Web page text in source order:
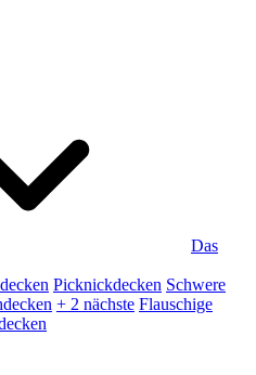
Das
Picknickdecken Schwere
+ 2 nächste Flauschige